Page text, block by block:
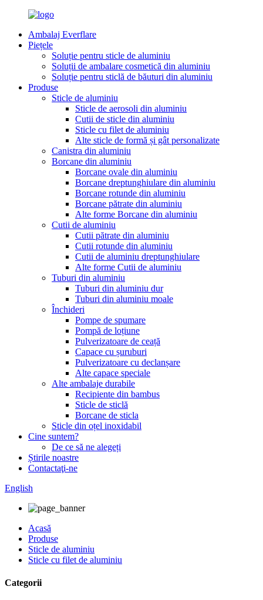
Ambalaj Everflare
Piețele
Soluție pentru sticle de aluminiu
Soluții de ambalare cosmetică din aluminiu
Soluție pentru sticlă de băuturi din aluminiu
Produse
Sticle de aluminiu
Sticle de aerosoli din aluminiu
Cutii de sticle din aluminiu
Sticle cu filet de aluminiu
Alte sticle de formă și gât personalizate
Canistra din aluminiu
Borcane din aluminiu
Borcane ovale din aluminiu
Borcane dreptunghiulare din aluminiu
Borcane rotunde din aluminiu
Borcane pătrate din aluminiu
Alte forme Borcane din aluminiu
Cutii de aluminiu
Cutii pătrate din aluminiu
Cutii rotunde din aluminiu
Cutii de aluminiu dreptunghiulare
Alte forme Cutii de aluminiu
Tuburi din aluminiu
Tuburi din aluminiu dur
Tuburi din aluminiu moale
Închideri
Pompe de spumare
Pompă de loțiune
Pulverizatoare de ceață
Capace cu șuruburi
Pulverizatoare cu declanșare
Alte capace speciale
Alte ambalaje durabile
Recipiente din bambus
Sticle de sticlă
Borcane de sticla
Sticle din oțel inoxidabil
Cine suntem?
De ce să ne alegeți
Știrile noastre
Contactaţi-ne
English
Acasă
Produse
Sticle de aluminiu
Sticle cu filet de aluminiu
Categorii